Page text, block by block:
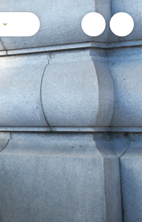
検索フォームを開閉する YouTube